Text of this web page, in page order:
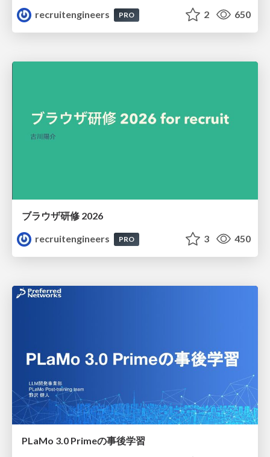
recruitengineers
PRO 2 650
ブラウザ研修 2026
recruitengineers
PRO 3 450
PLaMo 3.0 Primeの事後学習